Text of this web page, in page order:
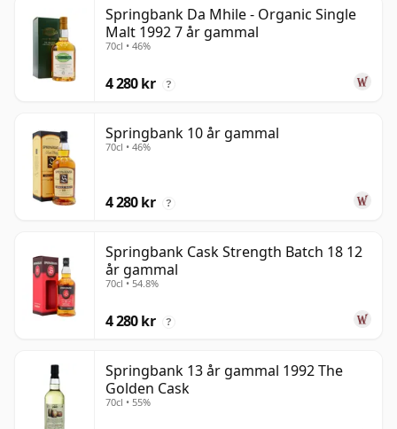
Springbank Da Mhile - Organic Single
Malt 1992 7 år gammal
70cl • 46%
4 280 kr ?
Springbank 10 år gammal
70cl • 46%
4 280 kr ?
Springbank Cask Strength Batch 18 12
år gammal
70cl • 54.8%
4 280 kr ?
Springbank 13 år gammal 1992 The
Golden Cask
70cl • 55%